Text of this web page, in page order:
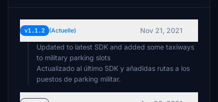
v1.1.2 (Actuelle)
Nov 21, 2021
Updated to latest SDK and added some taxiways
to military parking slots
Actualizado al último SDK y añadidas rutas a los